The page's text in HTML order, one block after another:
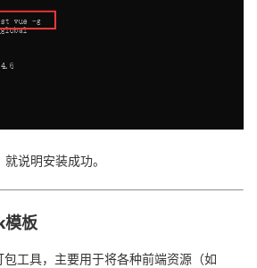
说明安装成功。
模板
工具，主要用于将各种前端资源（如